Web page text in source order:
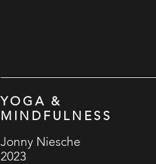
YOGA &
MINDFULNESS
Jonny Niesche
2023